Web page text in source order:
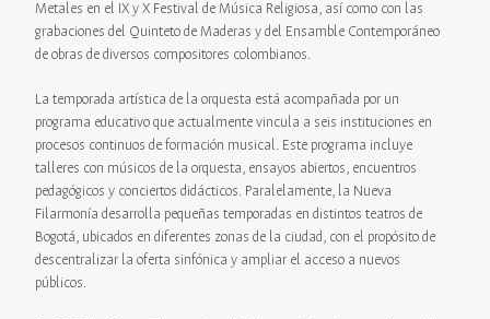
Metales en el IX y X Festival de Música Religiosa, así como con las
grabaciones del Quinteto de Maderas y del Ensamble Contemporáneo
de obras de diversos compositores colombianos.
La temporada artística de la orquesta está acompañada por un
programa educativo que actualmente vincula a seis instituciones en
procesos continuos de formación musical. Este programa incluye
talleres con músicos de la orquesta, ensayos abiertos, encuentros
pedagógicos y conciertos didácticos. Paralelamente, la Nueva
Filarmonía desarrolla pequeñas temporadas en distintos teatros de
Bogotá, ubicados en diferentes zonas de la ciudad, con el propósito de
descentralizar la oferta sinfónica y ampliar el acceso a nuevos
públicos.